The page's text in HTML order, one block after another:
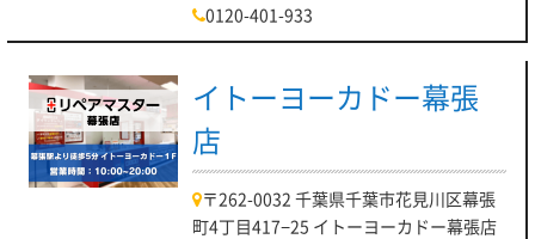
0120-401-933
イトーヨーカドー幕張
店
〒262-0032 千葉県千葉市花見川区幕張
町4丁目417−25 イトーヨーカドー幕張店